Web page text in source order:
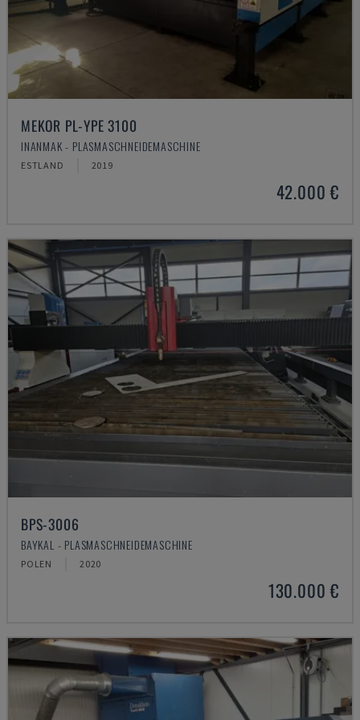
MEKOR PL-YPE 3100
INANMAK - PLASMASCHNEIDEMASCHINE
ESTLAND 2019
42.000 €
BPS-3006
BAYKAL - PLASMASCHNEIDEMASCHINE
POLEN 2020
130.000 €